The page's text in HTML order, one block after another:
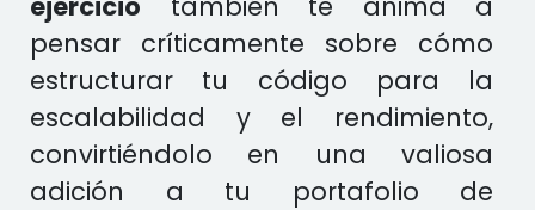
pensar críticamente sobre cómo
estructurar tu código para la
escalabilidad y el rendimiento,
convirtiéndolo en una valiosa
adición a tu portafolio de